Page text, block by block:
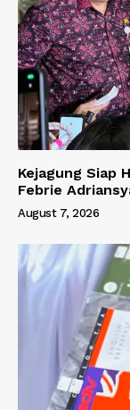
Kejagung Siap
Febrie
August 7, 2026